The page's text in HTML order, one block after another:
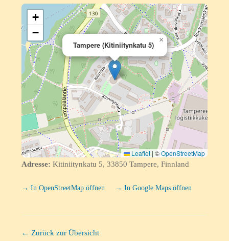
Tampere (Kitiniitynkatu 5)
×
+
−
Leaflet | ©OpenStreetMap
Adresse: Kitiniitynkatu 5, 33850 Tampere, Finnland
→ In OpenStreetMap öffnen → In Google Maps öffnen
← Zurück zur Übersicht